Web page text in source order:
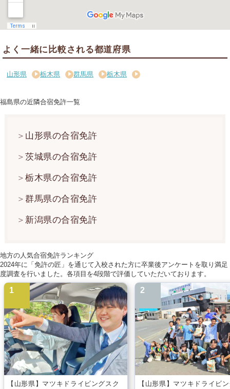
よく一緒に比較される都道府県
山形県 栃木県 群馬県 栃木県
福島県の近隣合宿免許一覧
山形県の合宿免許
茨城県の合宿免許
栃木県の合宿免許
群馬県の合宿免許
新潟県の合宿免許
地方の人気合宿免許ランキング
2024年に「免許の匠」を通じて入校された方に卒業後アンケートを取り満足
度調査を行いました。各項目を4段階で評価していただいております。
【山形県】マツキドライビングスク 【山形県】マツキドライビ